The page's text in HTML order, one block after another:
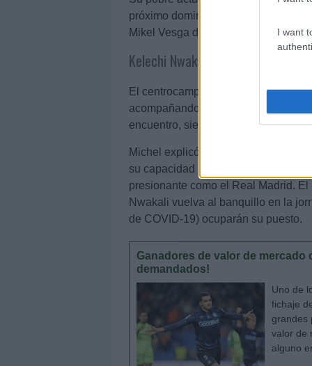
I want
próximo domingo, en el choque que
Mikel Vesga deben volver al once
Kelechi Nwakali (Huesca,
El centrocampista nigeriano fue la
acompañando en el centro del
encuentro, siendo sustituido en el
Michel explicó en rueda de prensa
su capacidad para ganar duelos y
presionante como el Real Madrid.
Nwakali vuelva al banquillo en la
de COVID-19) ocuparán su puesto.
Ganadores de valor de mercado
demandados!
Uno de
fichaje
grandes
valor de
alguno